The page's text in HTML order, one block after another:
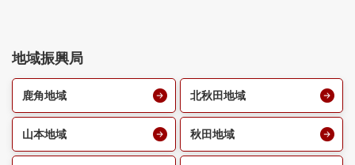
地域振興局
鹿角地域 北秋田地域
山本地域 秋田地域